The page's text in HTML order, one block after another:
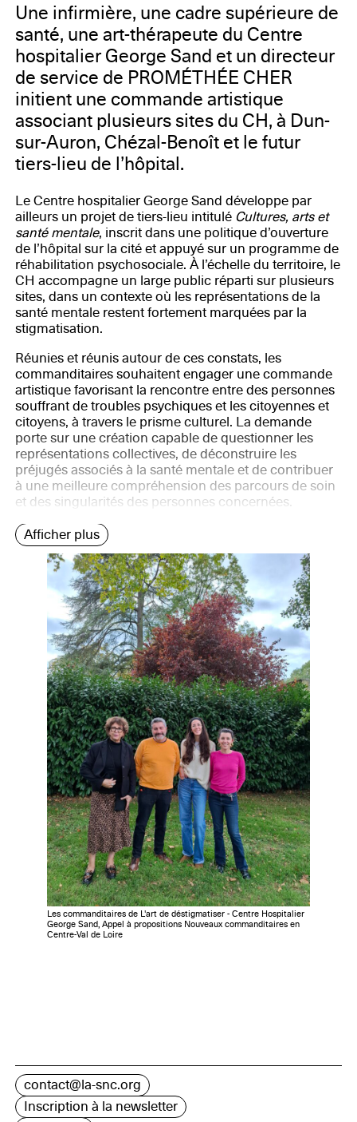
Une infirmière, une cadre supérieure de
santé, une art-thérapeute du Centre
hospitalier George Sand et un directeur
de service de PROMÉTHÉE CHER
initient une commande artistique
associant plusieurs sites du CH, à Dun-
sur-Auron, Chézal-Benoît et le futur
tiers-lieu de l’hôpital.
Le Centre hospitalier George Sand développe par
ailleurs un projet de tiers-lieu intitulé Cultures, arts et
santé mentale, inscrit dans une politique d’ouverture
de l’hôpital sur la cité et appuyé sur un programme de
réhabilitation psychosociale. À l’échelle du territoire, le
CH accompagne un large public réparti sur plusieurs
sites, dans un contexte où les représentations de la
santé mentale restent fortement marquées par la
stigmatisation.
Réunies et réunis autour de ces constats, les
commanditaires souhaitent engager une commande
artistique favorisant la rencontre entre des personnes
souffrant de troubles psychiques et les citoyennes et
citoyens, à travers le prisme culturel. La demande
porte sur une création capable de questionner les
représentations collectives, de déconstruire les
préjugés associés à la santé mentale et de contribuer
à une meilleure compréhension des parcours de soin
et des singularités des personnes concernées.
Afficher plus
Les commanditaires de L'art de déstigmatiser - Centre Hospitalier
George Sand, Appel à propositions Nouveaux commanditaires en
Centre-Val de Loire
contact@la-snc.org
Inscription à la newsletter